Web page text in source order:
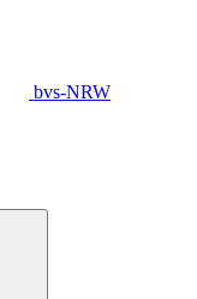
bvs-NRW